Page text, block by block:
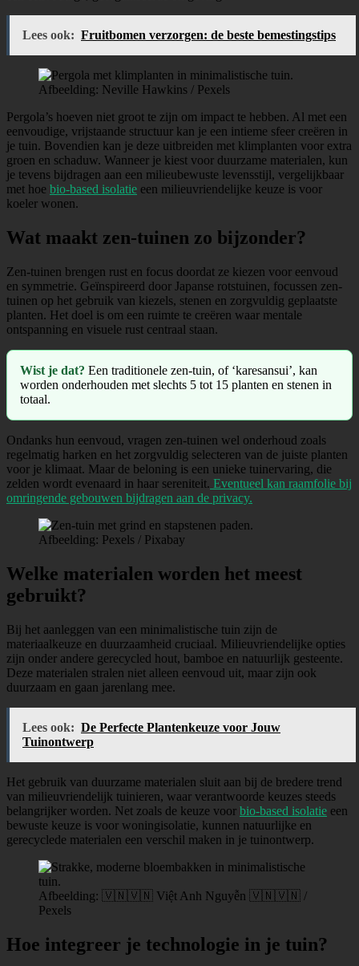
Lees ook: Fruitbomen verzorgen: de beste bemestingstips
Afbeelding: Neville Hawkins / Pexels
Pergola’s hoeven niet groot te zijn om impact te hebben. Al met een
eenvoudige, vrijstaande structuur kan je een intieme sfeer creëren in
je tuin. Bovendien kan je deze uitbreiden met klimplanten voor extra
groen en schaduw. Wanneer je kiest voor duurzame materialen, kun
je tevens bijdragen aan een milieubewuste levensstijl, vergelijkbaar
met hoe bio-based isolatie een milieuvriendelijke keuze is voor
koeler wonen.
Wat maakt zen-tuinen zo bijzonder?
Zen-tuinen brengen rust en focus doordat ze kiezen voor eenvoud
en symmetrie. Geïnspireerd door Japanse rotstuinen, focussen zen-
tuinen op het gebruik van kiezels, stenen en zorgvuldig geplaatste
planten. Het doel is om een ruimte te creëren waar mentale
ontspanning en visuele rust centraal staan.
Wist je dat? Een traditionele zen-tuin, of ‘karesansui’, kan
worden onderhouden met slechts 5 tot 15 planten en stenen in
totaal.
Ondanks hun eenvoud, vragen zen-tuinen wel onderhoud zoals
regelmatig harken en het zorgvuldig selecteren van de juiste planten
voor je klimaat. Maar de beloning is een unieke tuinervaring, die
zelden wordt evenaard in haar sereniteit. Eventueel kan raamfolie bij
omringende gebouwen bijdragen aan de privacy.
Afbeelding: Pexels / Pixabay
Welke materialen worden het meest
gebruikt?
Bij het aanleggen van een minimalistische tuin zijn de
materiaalkeuze en duurzaamheid cruciaal. Milieuvriendelijke opties
zijn onder andere gerecycled hout, bamboe en natuurlijk gesteente.
Deze materialen stralen niet alleen eenvoud uit, maar zijn ook
duurzaam en gaan jarenlang mee.
Lees ook: De Perfecte Plantenkeuze voor Jouw
Tuinontwerp
Het gebruik van duurzame materialen sluit aan bij de bredere trend
van milieuvriendelijk tuinieren, waar verantwoorde keuzes steeds
belangrijker worden. Net zoals de keuze voor bio-based isolatie een
bewuste keuze is voor woningisolatie, kunnen natuurlijke en
gerecyclede materialen een verschil maken in je tuinontwerp.
Afbeelding: 🇻🇳🇻🇳 Việt Anh Nguyễn 🇻🇳🇻🇳 /
Pexels
Hoe integreer je technologie in je tuin?